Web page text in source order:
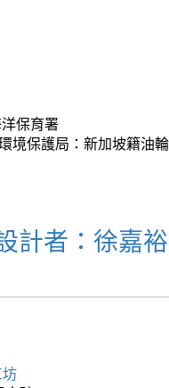
保育署
境保護局：新加坡籍油
計者：徐嘉